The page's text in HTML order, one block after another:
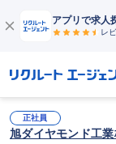
アプリで求人
レ
正社員
旭ダイヤモンド工